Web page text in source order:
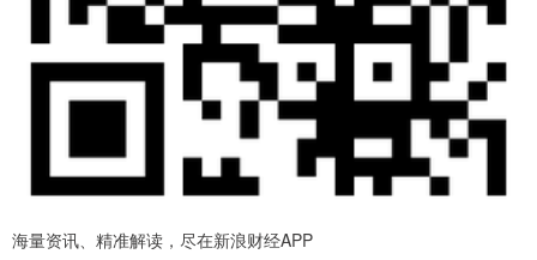
海量资讯、精准解读，尽在新浪财经APP